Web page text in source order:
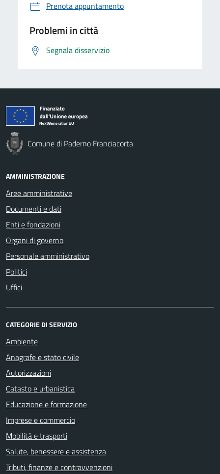
Prenota appuntamento
Problemi in città
Segnala disservizio
Comune di Paderno Franciacorta
AMMINISTRAZIONE
Aree amministrative
Documenti e dati
Enti e fondazioni
Organi di governo
Personale amministrativo
Politici
Uffici
CATEGORIE DI SERVIZIO
Ambiente
Anagrafe e stato civile
Autorizzazioni
Catasto e urbanistica
Educazione e formazione
Imprese e commercio
Mobilità e trasporti
Salute, benessere e assistenza
Tributi, finanze e contravvenzioni